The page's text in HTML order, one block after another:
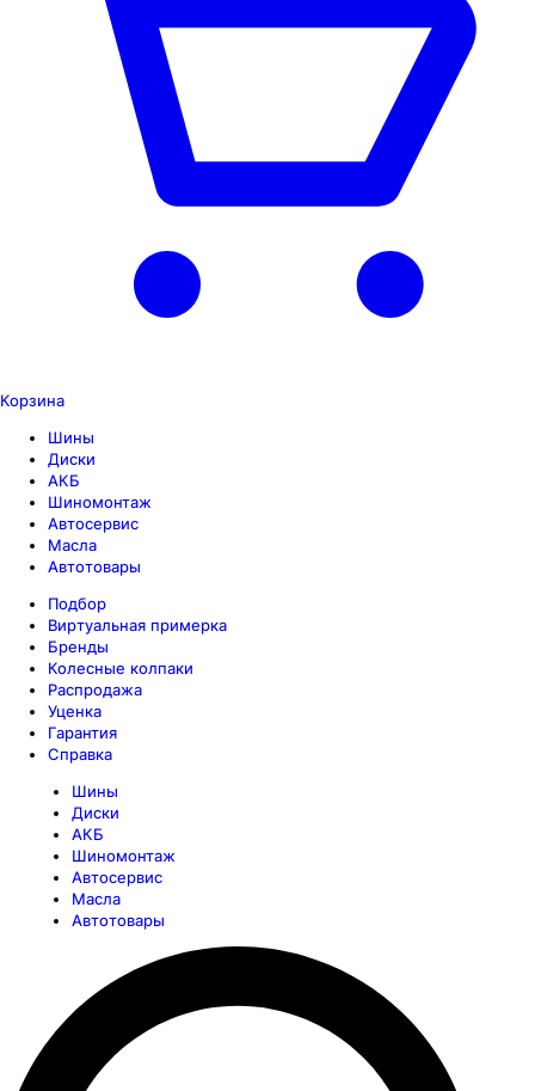
Корзина
Шины
Диски
АКБ
Шиномонтаж
Автосервис
Масла
Автотовары
Подбор
Виртуальная примерка
Бренды
Колесные колпаки
Распродажа
Уценка
Гарантия
Справка
Шины
Диски
АКБ
Шиномонтаж
Автосервис
Масла
Автотовары